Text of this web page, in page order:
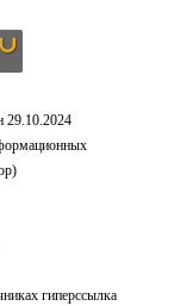
29.10.2024
гиперссылка